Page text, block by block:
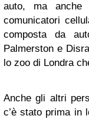
auto, ma anche
comunicatori
composta da
Palmerston e
lo zoo di Londra
Anche gli altri
c’è stato prima in